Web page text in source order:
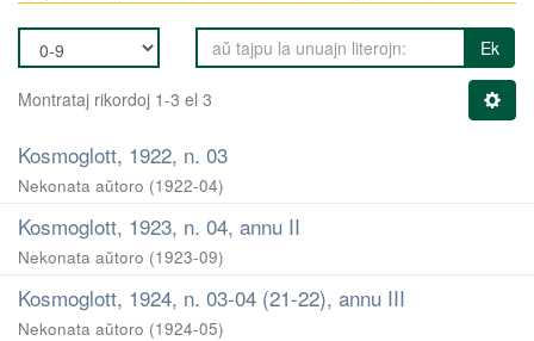
Ek
Montrataj rikordoj 1-3 el 3
Kosmoglott, 1922, n. 03
Nekonata aŭtoro (1922-04)
Kosmoglott, 1923, n. 04, annu II
Nekonata aŭtoro (1923-09)
Kosmoglott, 1924, n. 03-04 (21-22), annu III
Nekonata aŭtoro (1924-05)